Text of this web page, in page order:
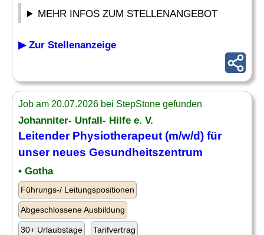
MEHR INFOS ZUM STELLENANGEBOT
▶ Zur Stellenanzeige
Job am 20.07.2026 bei StepStone gefunden
Johanniter- Unfall- Hilfe e. V.
LeitenderPhysiotherapeut (m/w/d) für
unser neues Gesundheitszentrum
• Gotha
Führungs-/ Leitungspositionen
Abgeschlossene Ausbildung
30+ Urlaubstage Tarifvertrag